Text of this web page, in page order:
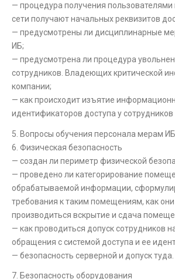
— процедура получения пользователями
сети получают начальных реквизитов
— предусмотрены ли дисциплинарные
ИБ;
— предусмотрена ли процедура
сотрудников. Владеющих критической
компании;
— как происходит изъятие
идентификаторов доступа у
5. Вопросы обучения персонала мерам ИБ.
6. Физическая безопасность
— создан ли периметр физической
— проведено ли категорирование
обрабатываемой информации,
требования к таким помещениям, как
производиться вскрытие и сдача
— как проводиться допуск сотрудников
обращения с системой доступа и ее
— безопасность серверной и допуск туда.
7. Безопасность оборудования